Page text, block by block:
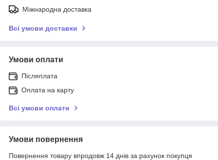
Міжнародна доставка
Всі умови доставки
Умови оплати
Післяплата
Оплата на карту
Всі умови оплати
Умови повернення
Повернення товару впродовж 14 днів за рахунок покупця